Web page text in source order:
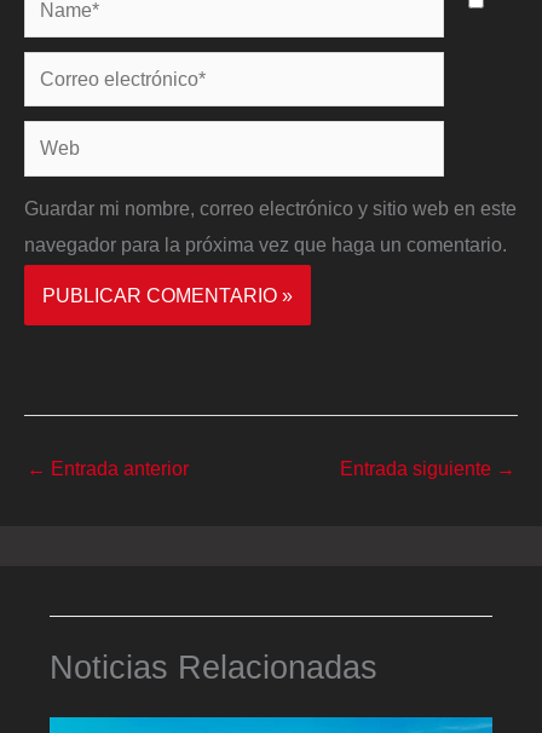
Correo
electrónico*
Web
Guardar mi nombre, correo electrónico y sitio web en este
navegador para la próxima vez que haga un comentario.
← Entrada anterior Entrada siguiente →
Noticias Relacionadas